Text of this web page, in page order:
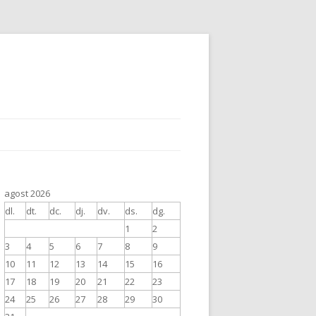
agost 2026
dl.
dt. dc. dj. dv. ds. dg.
1
2
3
4 5 6 7 8
9
10
11 12 13 14 15
16
17
18 19 20 21 22
23
24
25 26 27 28 29
30